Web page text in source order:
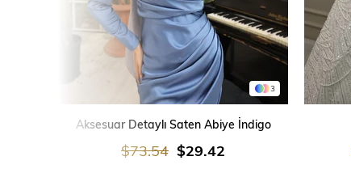
3
Aksesuar Detaylı Saten Abiye İndigo
$29.42
$73.54